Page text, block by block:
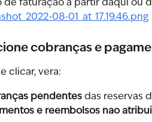
de faturação a partir daqui ou
cobranças e
clicar, vera:
pendentes das reservas
e reembolsos nao